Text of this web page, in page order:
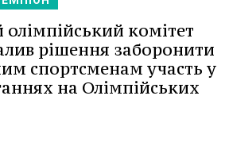
комітет
рішення заборонити
спортсменам участь у
на Олімпійських